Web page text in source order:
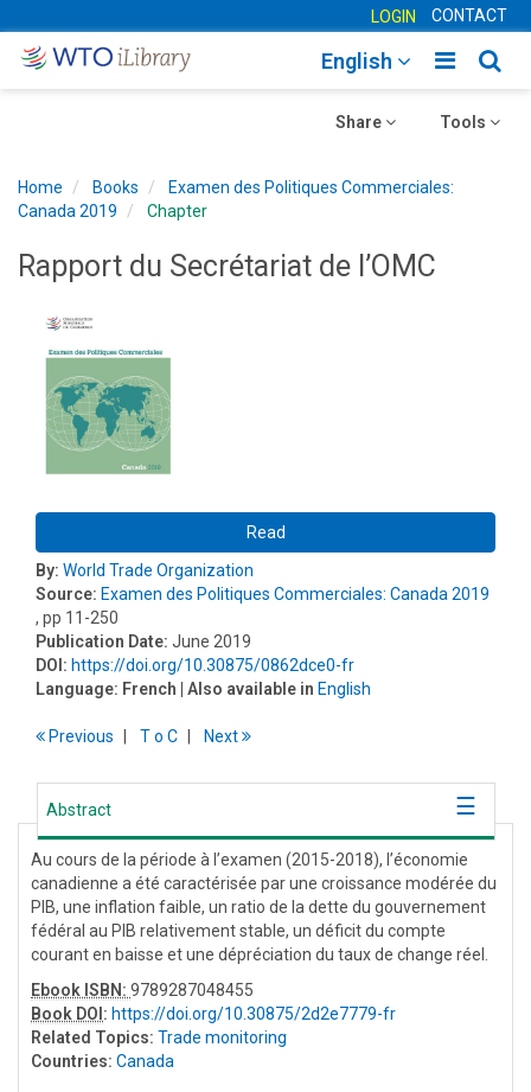
LOGIN CONTACT
Toggle
English
Toggle
Tools
Toggle
Share
Home Books
Examen des Politiques Commerciales:
Canada 2019
Chapter
Rapport du Secrétariat de l’OMC
Read
By: World Trade Organization
Source: Examen des Politiques Commerciales: Canada 2019
, pp 11-250
Publication Date: June 2019
DOI: https://doi.org/10.30875/0862dce0-fr
Language: French | Also available in English
Previous To C Next
Abstract
Au cours de la période à l’examen (2015-2018), l’économie
canadienne a été caractérisée par une croissance modérée du
PIB, une inflation faible, un ratio de la dette du gouvernement
fédéral au PIB relativement stable, un déficit du compte
courant en baisse et une dépréciation du taux de change réel.
Ebook ISBN: 9789287048455
Book DOI : https://doi.org/10.30875/2d2e7779-fr
Related Topics: Trade monitoring
Countries: Canada